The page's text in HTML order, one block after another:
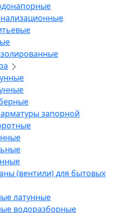
запорной
(вентили) для бытовых
латунные
водоразборные